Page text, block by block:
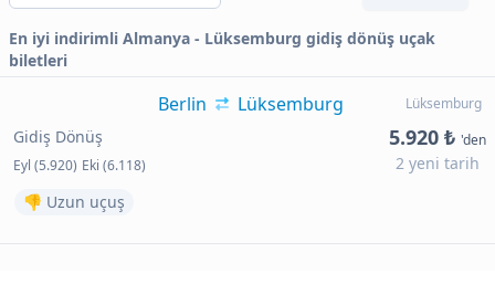
En iyi indirimli Almanya - Lüksemburg gidiş dönüş uçak
biletleri
Lüksemburg
Berlin Lüksemburg
Gidiş Dönüş
Eyl (5.920) Eki (6.118)
5.920 ₺ 'den
2 yeni tarih
👎 Uzun uçuş